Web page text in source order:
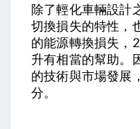
除了輕化車輛設計
切換損失的特性，
的能源轉換損失，
升有相當的幫助。
的技術與市場發展
分。